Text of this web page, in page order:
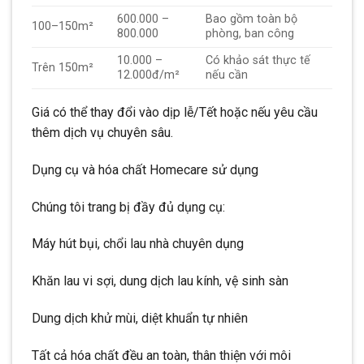
100–150m²
600.000 –
800.000
Bao gồm toàn bộ
phòng, ban công
Trên 150m²
10.000 –
12.000đ/m²
Có khảo sát thực tế
nếu cần
Giá có thể thay đổi vào dịp lễ/Tết hoặc nếu yêu cầu
thêm dịch vụ chuyên sâu.
Dụng cụ và hóa chất Homecare sử dụng
Chúng tôi trang bị đầy đủ dụng cụ:
Máy hút bụi, chổi lau nhà chuyên dụng
Khăn lau vi sợi, dung dịch lau kính, vệ sinh sàn
Dung dịch khử mùi, diệt khuẩn tự nhiên
Tất cả hóa chất đều an toàn, thân thiện với môi